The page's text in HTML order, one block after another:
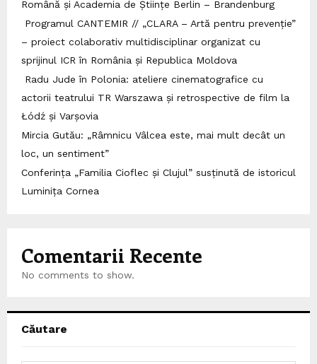
Română și Academia de Științe Berlin – Brandenburg
Programul CANTEMIR // „CLARA – Artă pentru prevenție”
– proiect colaborativ multidisciplinar organizat cu
sprijinul ICR în România și Republica Moldova
Radu Jude în Polonia: ateliere cinematografice cu
actorii teatrului TR Warszawa și retrospective de film la
Łódź și Varșovia
Mircia Gutău: „Râmnicu Vâlcea este, mai mult decât un
loc, un sentiment”
Conferința „Familia Cioflec și Clujul” susținută de istoricul
Luminița Cornea
Comentarii Recente
No comments to show.
Căutare